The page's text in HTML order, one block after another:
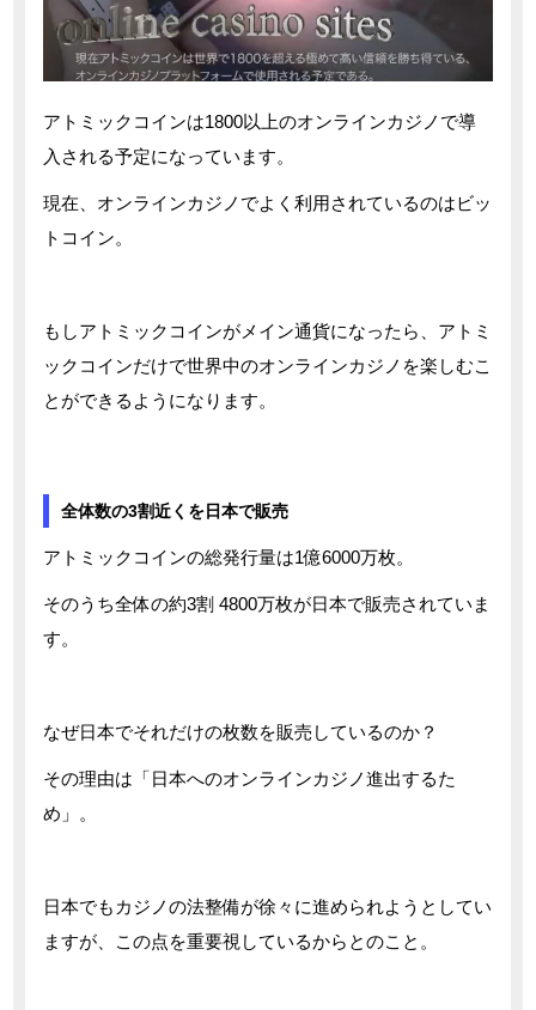
アトミックコインは1800以上のオンラインカジノで導
入される予定になっています。
現在、オンラインカジノでよく利用されているのはビッ
トコイン。
もしアトミックコインがメイン通貨になったら、アトミ
ックコインだけで世界中のオンラインカジノを楽しむこ
とができるようになります。
全体数の3割近くを日本で販売
アトミックコインの総発行量は1億6000万枚。
そのうち全体の約3割 4800万枚が日本で販売されていま
す。
なぜ日本でそれだけの枚数を販売しているのか？
その理由は「日本へのオンラインカジノ進出するた
め」。
日本でもカジノの法整備が徐々に進められようとしてい
ますが、この点を重要視しているからとのこと。